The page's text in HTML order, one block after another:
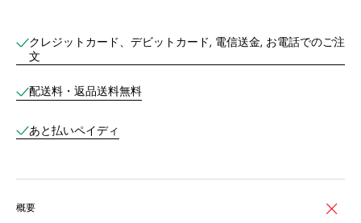
オンラインブティックサービス
クレジットカード、デビットカード, 電信送金, お電話でのご注
文
配送料・返品送料無料
あと払いペイディ
概要